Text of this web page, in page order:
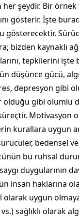
şeydir. Bir örnek
gösterir. İşte
gösterecektir.
bizden kaynaklı
tepkilerini işte
düşünce gücü,
depresyon gibi
gibi olumlu
Motivasyon
kurallara uygun
bedensel
bu ruhsal
duygularının
insan haklarına
olarak uygun
vs.) sağlıklı olarak